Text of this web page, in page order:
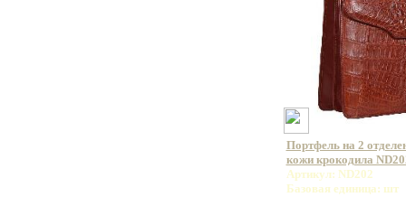
Портфель на 2
кожи крокодила
Артикул: ND202
Базовая единица: шт